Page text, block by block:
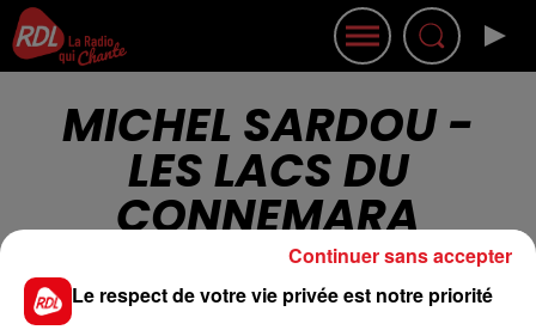
MICHEL SARDOU -
LES LACS DU
CONNEMARA
Le respect de votre vie privée est notre priorité
Continuer sans accepter